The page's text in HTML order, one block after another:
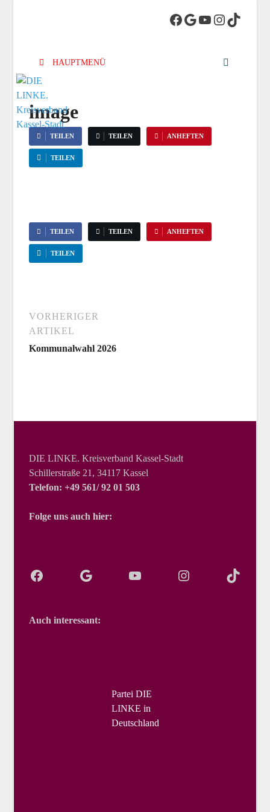
Kreisverband
Kassel-Stadt
HAUPTMENÜ
image
TEILEN TEILEN ANHEFTEN
TEILEN
TEILEN TEILEN ANHEFTEN
TEILEN
VORHERIGER
ARTIKEL
Kommunalwahl 2026
DIE LINKE. Kreisverband Kassel-Stadt
Schillerstraße 21, 34117 Kassel
Telefon: +49 561/ 92 01 503
Folge uns auch hier:
Auch interessant:
Partei DIE
LINKE in
Deutschland